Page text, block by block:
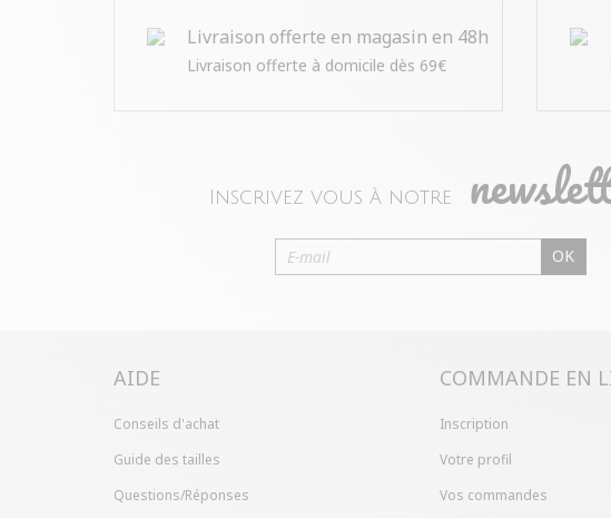
Livraison offerte en magasin en 48h
Livraison offerte à domicile dès 69€
Inscrivez vous à notre
OK
AIDE
Conseils d'achat
Guide des tailles
Questions/Réponses
COMMANDE EN
Inscription
Votre profil
Vos commandes